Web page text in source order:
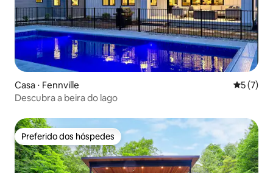
Casa ⋅ Fennville 5 de
5 (7)
Descubra a beira do lago
Preferido dos hóspedes
Preferido dos hóspedes